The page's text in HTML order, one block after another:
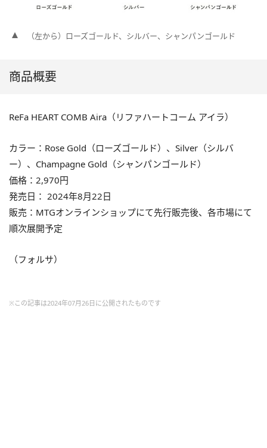
（左から）ローズゴールド、シルバー、シャンパンゴールド
商品概要
ReFa HEART COMB Aira（リファハートコーム アイラ）
カラー：Rose Gold（ローズゴールド）、Silver（シルバ
ー）、Champagne Gold（シャンパンゴールド）
価格：2,970円
発売日： 2024年8月22日
販売：MTGオンラインショップにて先行販売後、各市場にて
順次展開予定
（フォルサ）
※この記事は2024年07月26日に公開されたものです